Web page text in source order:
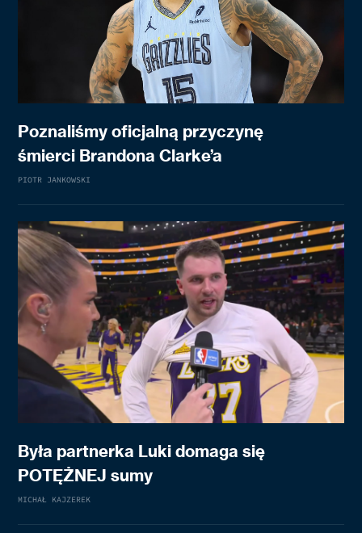
Poznaliśmy oficjalną przyczynę
śmierci Brandona Clarke’a
PIOTR JANKOWSKI
Była partnerka Luki domaga się
POTĘŻNEJ sumy
MICHAŁ KAJZEREK